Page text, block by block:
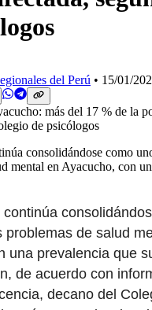
del Perú • 15/01/
consolidándose como
mental en Ayacucho, con
continúa
problemas de salud
una prevalencia que
de acuerdo con
decano del